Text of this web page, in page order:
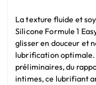
La texture fluide et
Silicone Formule 1
glisser en douceur et
lubrification optimale.
préliminaires, du
intimes, ce lubrifiant